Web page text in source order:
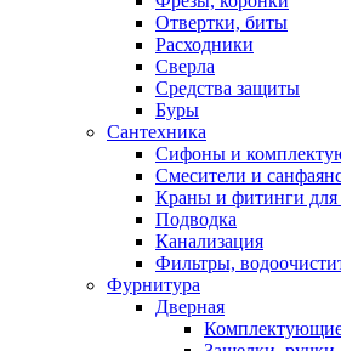
Отвертки, биты
Расходники
Сверла
Средства защиты
Буры
Сантехника
Сифоны и
Смесители и
Краны и фитинги для
Подводка
Канализация
Фильтры,
Фурнитура
Дверная